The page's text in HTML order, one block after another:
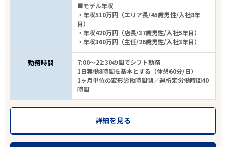
■モデル年収
・年収510万円（エリア長/45歳男性/入社8年
目）
・年収420万円（店長/37歳男性/入社5年目）
・年収360万円（主任/26歳男性/入社3年目）
勤務時間
7:00～22:30の間でシフト勤務
1日実働8時間を基本とする（休憩60分/日）
1ヶ月単位の変形労働時間制／週所定労働時間40
時間
詳細を見る